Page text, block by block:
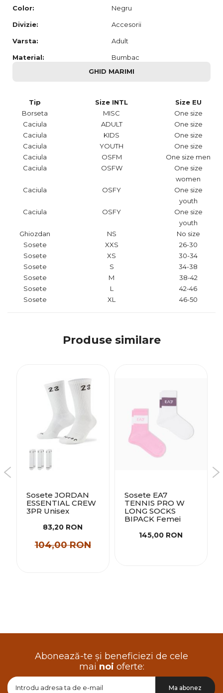
Color: Negru
Divizie: Accesorii
Varsta: Adult
Material:
Bumbac
GHID MARIMI
Tip Size INTL
Size EU
Borseta
MISC
One size
Caciula
ADULT
One size
Caciula
KIDS
One size
Caciula
YOUTH
One size
Caciula
OSFM
One size men
Caciula
OSFW
One size
women
Caciula
OSFY
One size
youth
Caciula
OSFY
One size
youth
Ghiozdan
NS
No size
Sosete
XXS
26-30
Sosete
XS
30-34
Sosete
S
34-38
Sosete
M
38-42
Sosete
L
42-46
Sosete
XL 46-50
Produse similare
Sosete JORDAN
ESSENTIAL CREW
3PR Unisex
83,20 RON
104,00 RON
Sosete EA7
TENNIS PRO W
LONG SOCKS
BIPACK Femei
145,00 RON
Abonează-te și beneficiezi de cele
mai noi oferte:
sa
Ma abonez